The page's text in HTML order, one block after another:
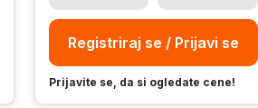
Registriraj se / Prijavi se
Prijavite se, da si ogledate cene!